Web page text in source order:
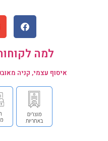
למה לקוחות
איסוף עצמי, קניה